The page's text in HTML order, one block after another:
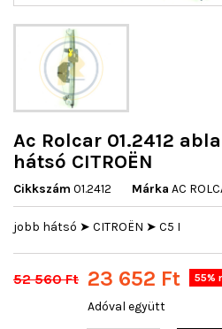
Ac Rolcar 01.2412
hátsó CITROËN
Cikkszám 01.2412 Márka AC
jobb hátsó ➤ CITROËN ➤ C5 I
52 560 Ft 23 652 Ft 55%
Adóval együtt